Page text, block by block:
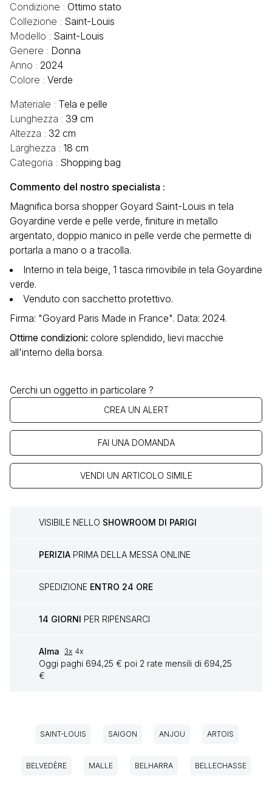
Condizione : Ottimo stato
Collezione : Saint-Louis
Modello : Saint-Louis
Genere : Donna
Anno : 2024
Colore : Verde
Materiale : Tela e pelle
Lunghezza : 39 cm
Altezza : 32 cm
Larghezza : 18 cm
Categoria : Shopping bag
Commento del nostro specialista :
Magnifica borsa shopper Goyard Saint-Louis in tela
Goyardine verde e pelle verde, finiture in metallo
argentato, doppio manico in pelle verde che permette di
portarla a mano o a tracolla.
Interno in tela beige, 1 tasca rimovibile in tela Goyardine
verde.
Venduto con sacchetto protettivo.
Firma: "Goyard Paris Made in France". Data: 2024.
Ottime condizioni: colore splendido, lievi macchie
all'interno della borsa.
Cerchi un oggetto in particolare ?
CREA UN ALERT
FAI UNA DOMANDA
VENDI UN ARTICOLO SIMILE
VISIBILE NELLO SHOWROOM DI PARIGI
PERIZIA PRIMA DELLA MESSA ONLINE
SPEDIZIONE ENTRO 24 ORE
14 GIORNI PER RIPENSARCI
Alma 3x 4x
Oggi paghi 694,25 € poi 2 rate mensili di 694,25
€
SAINT-LOUIS SAIGON ANJOU ARTOIS
BELVEDÈRE MALLE BELHARRA BELLECHASSE